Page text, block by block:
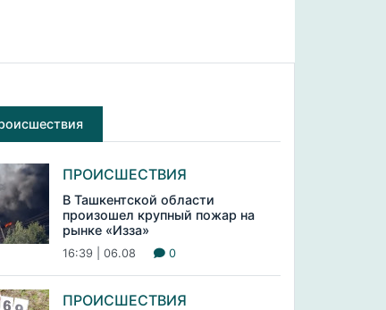
ПРОИСШЕСТВИЯ
В Ташкентской области
произошел крупный пожар на
рынке «Изза»
16:39 | 06.08 0
ПРОИСШЕСТВИЯ